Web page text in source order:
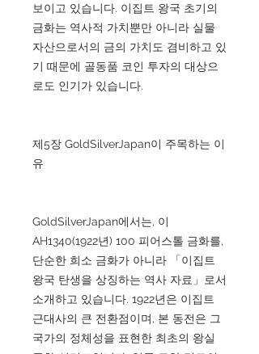
보이고 있습니다. 이집트 왕국 초기의
금화는 역사적 가치뿐만 아니라 실물
자산으로서의 금의 가치도 겸비하고 있
기 때문에 골동품 코인 투자의 대상으
로도 인기가 있습니다.
제5장 GoldSilverJapan이 주목하는 이
유
GoldSilverJapan에서는, 이
AH1340(1922년) 100 피어스톨 금화를,
단순한 희소 금화가 아니라 「이집트
왕국 탄생을 상징하는 역사 자료」로서
소개하고 있습니다. 1922년은 이집트
근대사의 큰 전환점이며, 본 동전은 그
국가의 정체성을 표현한 최초의 왕실